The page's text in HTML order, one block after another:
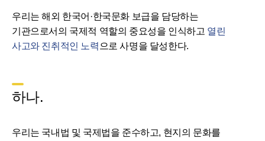
우리는 해외 한국어·한국문화 보급을 담당하는
기관으로서의 국제적 역할의 중요성을 인식하고 열린
사고와 진취적인 노력 으로 사명을 달성한다.
하나.
우리는 국내법 및 국제법을 준수하고, 현지의 문화를